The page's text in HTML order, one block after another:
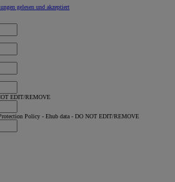
gelesen und akzeptiert
EDIT/REMOVE
Policy - Ehub data - DO NOT EDIT/REMOVE